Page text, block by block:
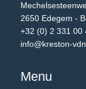
2650 Edegem -
+32 (0) 2 331 00
info@kreston-
Menu